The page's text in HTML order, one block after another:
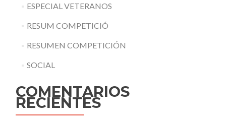
ESPECIAL VETERANOS
RESUM COMPETICIÓ
RESUMEN COMPETICIÓN
SOCIAL
COMENTARIOS
RECIENTES